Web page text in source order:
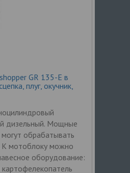
GR 135-Е в
плуг, окучник,
дизельный. Мощные
обрабатывать
К мотоблоку можно
оборудование:
картофелекопатель